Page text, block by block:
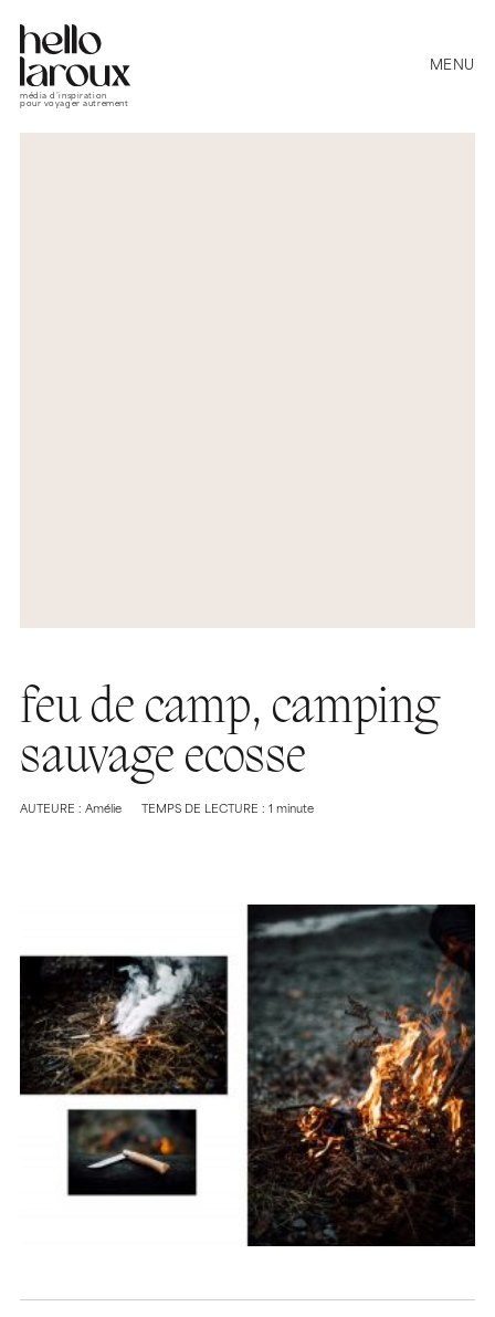
média d’inspiration
pour voyager autrement
MENU
feu de camp, camping
sauvage ecosse
AUTEURE : Amélie TEMPS DE LECTURE : 1 minute